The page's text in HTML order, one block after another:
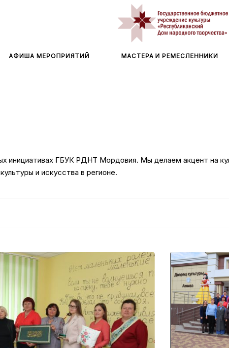
АФИША МЕРОПРИЯТИЙ МАСТЕРА И РЕМЕСЛЕННИКИ
инициативах ГБУК РДНТ Мордовия. Мы делаем акцент на
и искусства в регионе.